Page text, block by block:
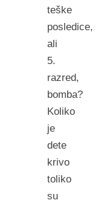
teške
posledice,
ali
5.
razred,
bomba?
Koliko
je
dete
krivo
toliko
su